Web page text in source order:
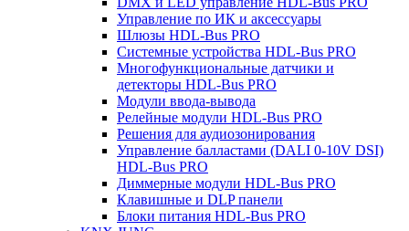
Управление по ИК и аксессуары
Шлюзы HDL-Bus PRO
Системные устройства HDL-Bus PRO
Многофункциональные датчики и
детекторы HDL-Bus PRO
Модули ввода-вывода
Релейные модули HDL-Bus PRO
Решения для аудиозонирования
Управление балластами (DALI 0-10V DSI)
HDL-Bus PRO
Диммерные модули HDL-Bus PRO
Клавишные и DLP панели
Блоки питания HDL-Bus PRO